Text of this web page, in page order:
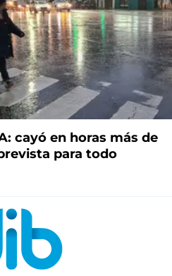
cayó en horas más de
para todo